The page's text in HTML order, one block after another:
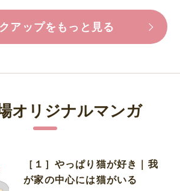
アップをもっと見る
オリジナルマンガ
［１］やっぱり猫が好き｜我
が家の中心には猫がいる